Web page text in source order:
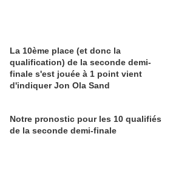
La 10ème place (et donc la
qualification) de la seconde demi-
finale s'est jouée à 1 point vient
d'indiquer Jon Ola Sand
Notre pronostic pour les 10 qualifiés
de la seconde demi-finale